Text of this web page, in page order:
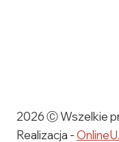
2026 Ⓒ Wszelkie
Realizacja -